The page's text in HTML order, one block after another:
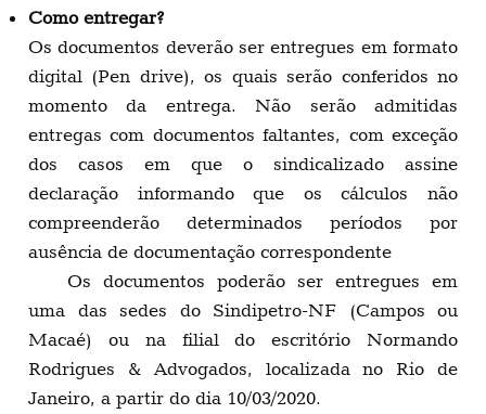
Como entregar?
Os documentos deverão ser entregues em formato
digital (Pen drive), os quais serão conferidos no
momento da entrega. Não serão admitidas
entregas com documentos faltantes, com exceção
dos casos em que o sindicalizado assine
declaração informando que os cálculos não
compreenderão determinados períodos por
ausência de documentação correspondente
Os documentos poderão ser entregues em
uma das sedes do Sindipetro-NF (Campos ou
Macaé) ou na filial do escritório Normando
Rodrigues & Advogados, localizada no Rio de
Janeiro, a partir do dia 10/03/2020.